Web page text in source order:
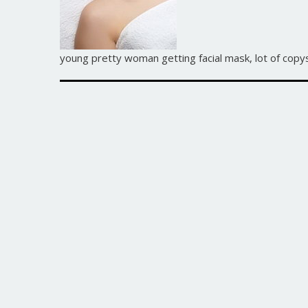
young pretty woman getting facial mask, lot of